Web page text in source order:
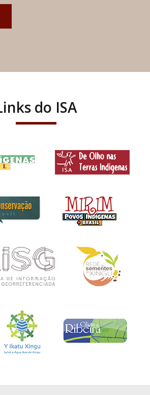
do ISA